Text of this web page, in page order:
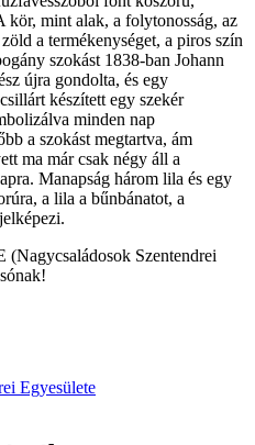
kör, mint alak, a folytonosság, az
a termékenységet, a piros szín
szokást 1838-ban Johann
újra gondolta, és egy
készített egy szekér
minden nap
a szokást megtartva, ám
ma már csak négy áll a
Manapság három lila és egy
a lila a bűnbánatot, a
Szentendrei
Egyesülete